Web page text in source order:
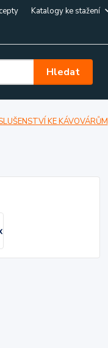
Katalogy ke stažení
Hledat
KE KÁVOVÁRŮM